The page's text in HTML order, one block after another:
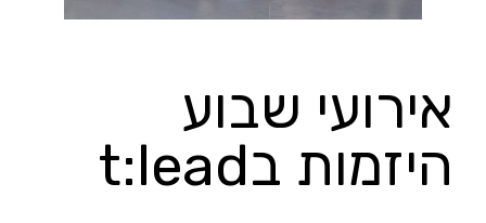
אירועי שבוע
היזמות בt:lead